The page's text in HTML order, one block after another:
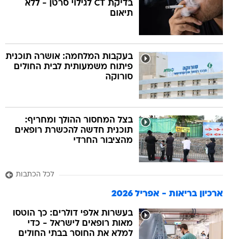
בדיקת CT לגילוי סרטן - ללא
תיאום
בעקבות המלחמה: אושרה תוכנית
פיתוח משמעותית לבית החולים
סורוקה
בצל המחסור ההולך ומחריף:
תוכנית חדשה להכשרת רופאים
מהציבור החרדי
לכל הכתבות
ארכיון בריאות - אפריל 2026
בעשרות אלפי דולרים: כך הוטסו
מאות רופאים לישראל - כדי
למלא את החוסר בבתי החולים